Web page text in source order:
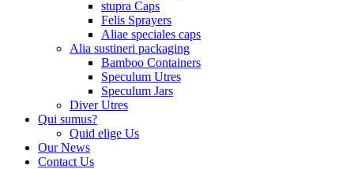
stupra Caps
Felis Sprayers
Aliae speciales caps
Alia sustineri packaging
Bamboo Containers
Speculum Utres
Speculum Jars
Diver Utres
Qui sumus?
Quid elige Us
Our News
Contact Us